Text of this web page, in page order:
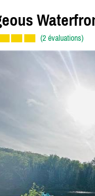
(2 évaluations)